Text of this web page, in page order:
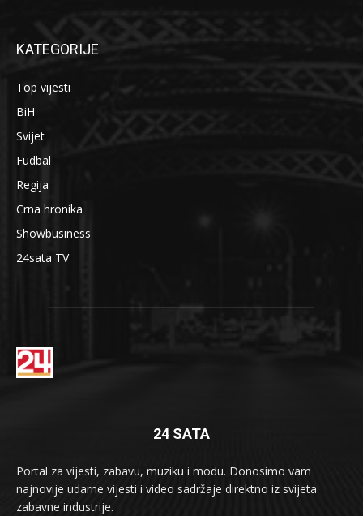
KATEGORIJE
Top vijesti
BiH
Svijet
Fudbal
Regija
Crna hronika
Showbusiness
24sata TV
24 SATA
Portal za vijesti, zabavu, muziku i modu. Donosimo vam
najnovije udarne vijesti i video sadržaje direktno iz svijeta
zabavne industrije.